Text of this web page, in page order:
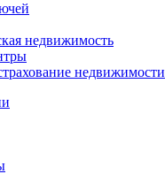
недвижимость
недвижимости